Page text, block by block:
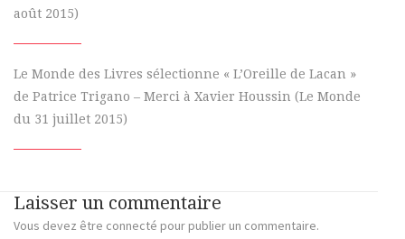
août 2015)
Le Monde des Livres sélectionne « L’Oreille de Lacan »
de Patrice Trigano – Merci à Xavier Houssin (Le Monde
du 31 juillet 2015)
Laisser un commentaire
Vous devez être connecté pour publier un commentaire.